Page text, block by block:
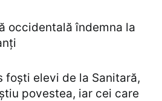
occidentală îndemna la
foști elevi de la Sanitară,
povestea, iar cei care